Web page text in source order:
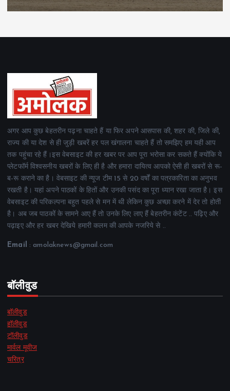
अगर आप कुछ बेहतरीन पढ़ना चाहते हैं या फिर अपने आसपास की, शहर की, जिले की,
राज्य की या देश से ही जुड़ी खबरें हर पल खंगालना चाहते हैं तो समझिए हम यही आप
तक पहुंचा रहे हैं।इस वेबसाइट की हर खबर पर आप पूरा भरोसा कर सकते हैं क्योंकि ये
प्लेटफॉर्म विश्वसनीय खबरों के लिए ही है और हमारा दायित्व आपको ऐसी ही खबरों से रू-
ब-रू कराने का है। वेबसाइट की न्यूज टीम 15 से 20 वर्षों का पत्रकारिता का अनुभव
रखती है। यहां अपने पाठकों के हितों और उनकी पसंद का पूरा ध्यान रखा जाता है। इस
वेबसाइट की परिकल्पना बहुत पहले से मन में थी लेकिन कुछ अच्छा करने में देर तो होती
है। अब जब पाठकों के सामने आए हैं तो उनके लिए लाए हैं बेहतरीन कंटेंट .. पढ़िए और
पढ़ाइए और हर खबर देखिये हमारी कलम की आपके नजरिये से ..
Email : amolaknews@gmail.com
बॉलीवुड
बॉलीवुड
हॉलीवुड
टॉलीवुड
मार्वल मूवीज
चरित्र